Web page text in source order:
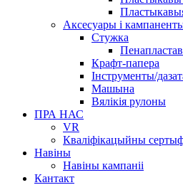
Аксесуары і
Стужка
Крафт-папера
Інструменты/
Машына
Вялікія рулоны
ПРА НАС
VR
Кваліфікацыйны
Навіны
Навіны кампаніі
Кантакт